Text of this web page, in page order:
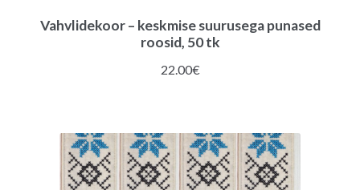
Vahvlidekoor – keskmise suurusega punased
roosid, 50 tk
22.00€